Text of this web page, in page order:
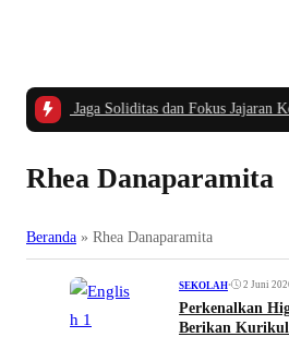
Jaga Soliditas dan Fokus Jajaran Korps
Rhea Danaparamita
Beranda » Rhea Danaparamita
SEKOLAH• 2 Juni
Perkenalkan
Berikan